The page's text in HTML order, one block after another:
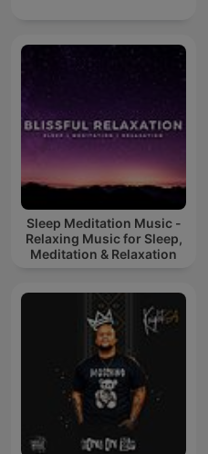
Sleep Meditation Music -
Relaxing Music for Sleep,
Meditation & Relaxation